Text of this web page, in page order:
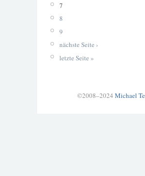
7
8
9
nächste Seite ›
letzte Seite »
©2008–2024 Michael